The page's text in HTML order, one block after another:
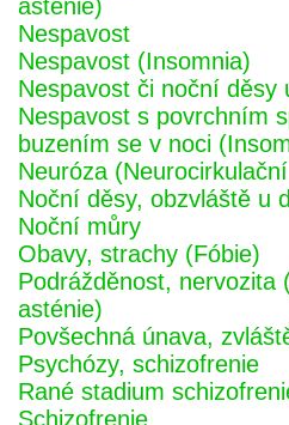
astenie)
Nespavost
Nespavost (Insomnia)
Nespavost či noční děsy
Nespavost s povrchním
buzením se v noci
Neuróza
Noční děsy, obzvláště u
Noční můry
Obavy, strachy (Fóbie)
Podrážděnost, nervozita
asténie)
Povšechná únava,
Psychózy, schizofrenie
Rané stadium
Schizofrenie